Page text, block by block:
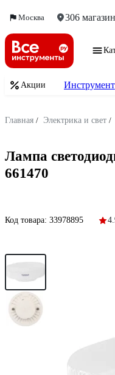
Москва 306
Акции Инструмент
Главная / Электрика и свет /
Лампа
661470
Код товара: 33978895